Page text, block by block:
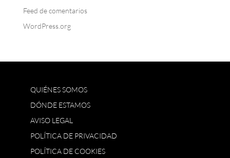
Feed de comentarios
WordPress.org
QUIÉNES SOMOS
DÓNDE ESTAMOS
AVISO LEGAL
POLÍTICA DE PRIVACIDAD
POLÍTICA DE COOKIES